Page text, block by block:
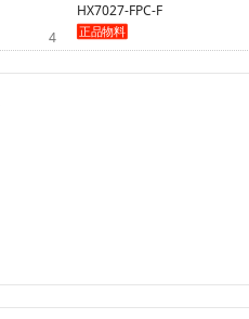
4
HX7027-FPC-F